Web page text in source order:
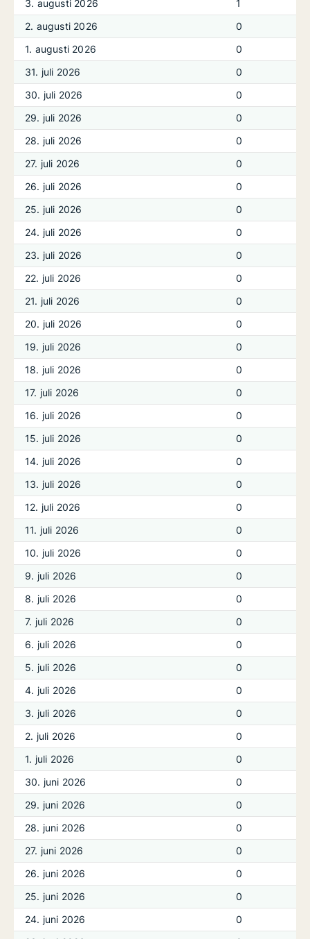
3. augusti 2026
1
2. augusti 2026
0
1. augusti 2026
0
31. juli 2026
0
30. juli 2026
0
29. juli 2026
0
28. juli 2026
0
27. juli 2026
0
26. juli 2026
0
25. juli 2026
0
24. juli 2026
0
23. juli 2026
0
22. juli 2026
0
21. juli 2026
0
20. juli 2026
0
19. juli 2026
0
18. juli 2026
0
17. juli 2026
0
16. juli 2026
0
15. juli 2026
0
14. juli 2026
0
13. juli 2026
0
12. juli 2026
0
11. juli 2026
0
10. juli 2026
0
9. juli 2026
0
8. juli 2026
0
7. juli 2026
0
6. juli 2026
0
5. juli 2026
0
4. juli 2026
0
3. juli 2026
0
2. juli 2026
0
1. juli 2026
0
30. juni 2026
0
29. juni 2026
0
28. juni 2026
0
27. juni 2026
0
26. juni 2026
0
25. juni 2026
0
24. juni 2026
0